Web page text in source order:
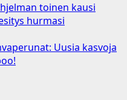
toinen kausi
hurmasi
Uusia kasvoja